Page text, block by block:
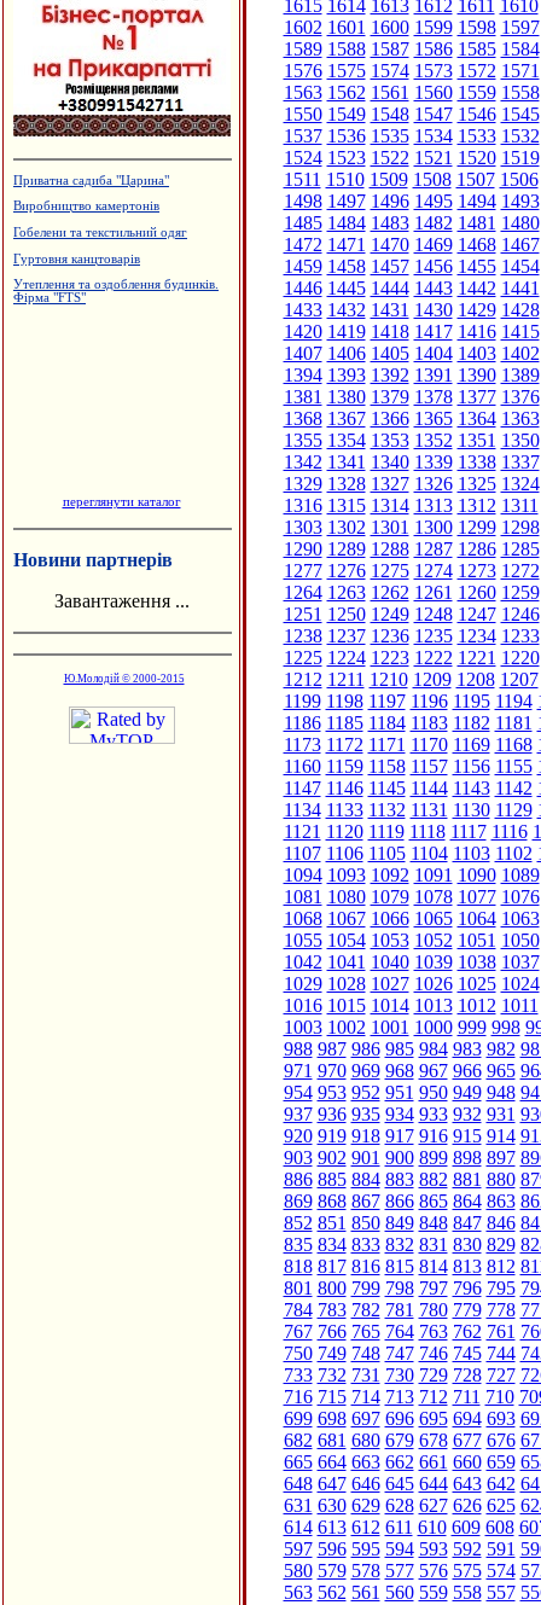
Приватна садиба "Царина"
Виробництво камертонів
Гобелени та текстильний одяг
Гуртовня канцтоварів
Утеплення та оздоблення будинків.
Фірма "FTS"
переглянути каталог
Новини партнерів
Завантаження ...
Ю.Молодій © 2000-2015
1615 1614 1613 1612 1611 1610
1602 1601 1600 1599 1598 1597
1589 1588 1587 1586 1585 1584
1576 1575 1574 1573 1572 1571
1563 1562 1561 1560 1559 1558
1550 1549 1548 1547 1546 1545
1537 1536 1535 1534 1533 1532
1524 1523 1522 1521 1520 1519
1511 1510 1509 1508 1507 1506
1498 1497 1496 1495 1494 1493
1485 1484 1483 1482 1481 1480
1472 1471 1470 1469 1468 1467
1459 1458 1457 1456 1455 1454
1446 1445 1444 1443 1442 1441
1433 1432 1431 1430 1429 1428
1420 1419 1418 1417 1416 1415
1407 1406 1405 1404 1403 1402
1394 1393 1392 1391 1390 1389
1381 1380 1379 1378 1377 1376
1368 1367 1366 1365 1364 1363
1355 1354 1353 1352 1351 1350
1342 1341 1340 1339 1338 1337
1329 1328 1327 1326 1325 1324
1316 1315 1314 1313 1312 1311
1303 1302 1301 1300 1299 1298
1290 1289 1288 1287 1286 1285
1277 1276 1275 1274 1273 1272
1264 1263 1262 1261 1260 1259
1251 1250 1249 1248 1247 1246
1238 1237 1236 1235 1234 1233
1225 1224 1223 1222 1221 1220
1212 1211 1210 1209 1208 1207
1199 1198 1197 1196 1195 1194
1186 1185 1184 1183 1182 1181
1173 1172 1171 1170 1169 1168
1160 1159 1158 1157 1156 1155
1147 1146 1145 1144 1143 1142
1134 1133 1132 1131 1130 1129
1121 1120 1119 1118 1117 1116
1107 1106 1105 1104 1103 1102
1094 1093 1092 1091 1090 1089
1081 1080 1079 1078 1077 1076
1068 1067 1066 1065 1064 1063
1055 1054 1053 1052 1051 1050
1042 1041 1040 1039 1038 1037
1029 1028 1027 1026 1025 1024
1016 1015 1014 1013 1012 1011
1003 1002 1001 1000 999 998
988 987 986 985 984 983 982
971 970 969 968 967 966 965
954 953 952 951 950 949 948
937 936 935 934 933 932 931
920 919 918 917 916 915 914
903 902 901 900 899 898 897
886 885 884 883 882 881 880
869 868 867 866 865 864 863
852 851 850 849 848 847 846
835 834 833 832 831 830 829
818 817 816 815 814 813 812
801 800 799 798 797 796 795
784 783 782 781 780 779 778
767 766 765 764 763 762 761
750 749 748 747 746 745 744
733 732 731 730 729 728 727
716 715 714 713 712 711 710
699 698 697 696 695 694 693
682 681 680 679 678 677 676
665 664 663 662 661 660 659
648 647 646 645 644 643 642
631 630 629 628 627 626 625
614 613 612 611 610 609 608
597 596 595 594 593 592 591
580 579 578 577 576 575 574
563 562 561 560 559 558 557